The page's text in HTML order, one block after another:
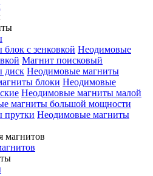
с зенковкой Неодимовые
Магнит поисковый
диск Неодимовые магниты
блоки Неодимовые
Неодимовые магниты малой
магниты большой мощности
прутки Неодимовые магниты